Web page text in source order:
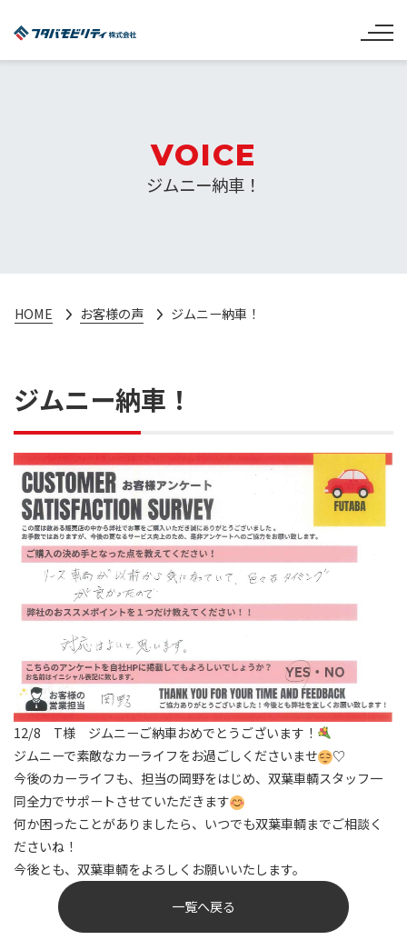
VOICE
ジムニー納車！
HOME お客様の声 ジムニー納車！
ジムニー納車！
12/8 T様 ジムニーご納車おめでとうございます！
ジムニーで素敵なカーライフをお過ごしくださいませ
♡
今後のカーライフも、担当の岡野をはじめ、双葉車輌スタッフ一
同全力でサポートさせていただきます
何か困ったことがありましたら、いつでも双葉車輌までご相談く
ださいね！
今後とも、双葉車輌をよろしくお願いいたします。
一覧へ戻る